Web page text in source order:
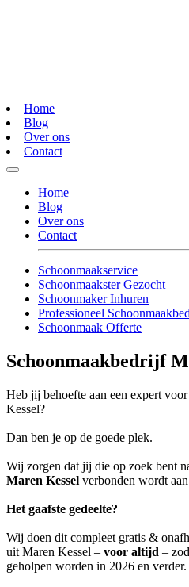
Home
Blog
Over ons
Contact
Home
Blog
Over ons
Contact
Schoonmaakservice
Schoonmaakster Gezocht
Schoonmaker Inhuren
Professioneel
Schoonmaak Offerte
Schoonmaakbedrijf
Heb jij behoefte aan een expert
Kessel?
Dan ben je op de goede plek.
Wij zorgen dat jij die op zoek bent
Maren Kessel verbonden wordt
Het gaafste gedeelte?
Wij doen dit compleet gratis &
uit Maren Kessel – voor altijd –
geholpen worden in 2026 en verder.